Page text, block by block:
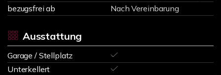
bezugsfrei ab
Nach Vereinbarung
Ausstattung
Garage / Stellplatz
Unterkellert